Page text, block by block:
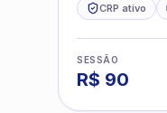
CRP ativo
SESSÃO
R$ 90